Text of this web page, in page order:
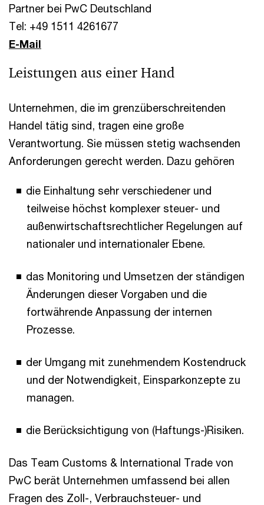
Partner bei PwC Deutschland
Tel: +49 1511 4261677
E-Mail
Leistungen aus einer Hand
Unternehmen, die im grenzüberschreitenden
Handel tätig sind, tragen eine große
Verantwortung. Sie müssen stetig wachsenden
Anforderungen gerecht werden. Dazu gehören
die Einhaltung sehr verschiedener und
teilweise höchst komplexer steuer- und
außenwirtschaftsrechtlicher Regelungen auf
nationaler und internationaler Ebene.
das Monitoring und Umsetzen der ständigen
Änderungen dieser Vorgaben und die
fortwährende Anpassung der internen
Prozesse.
der Umgang mit zunehmendem Kostendruck
und der Notwendigkeit, Einsparkonzepte zu
managen.
die Berücksichtigung von (Haftungs-)Risiken.
Das Team Customs & International Trade von
PwC berät Unternehmen umfassend bei allen
Fragen des Zoll-, Verbrauchsteuer- und